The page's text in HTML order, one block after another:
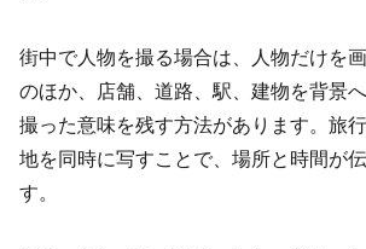
街中で人物を撮る場合は、人物だけを
のほか、店舗、道路、駅、建物を背景
撮った意味を残す方法があります。旅
地を同時に写すことで、場所と時間が
す。